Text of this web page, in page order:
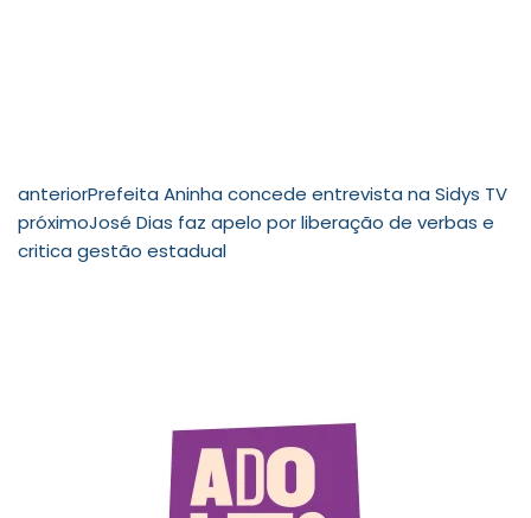
anteriorPrefeita Aninha concede entrevista na Sidys TV
próximoJosé Dias faz apelo por liberação de verbas e
critica gestão estadual